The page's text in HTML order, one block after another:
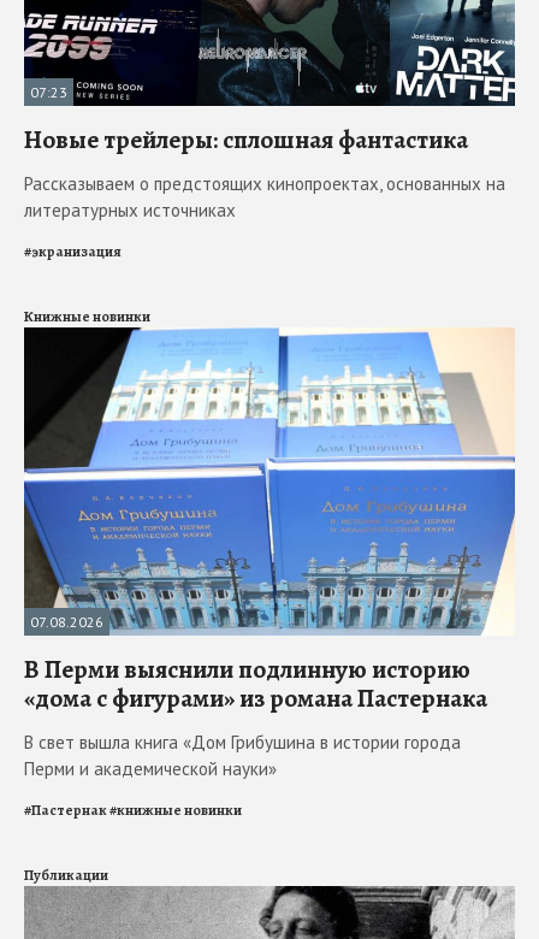
07:23
Новые трейлеры: сплошная фантастика
Рассказываем о предстоящих кинопроектах, основанных на
литературных источниках
#экранизация
Книжные новинки
07.08.2026
В Перми выяснили подлинную историю
«дома с фигурами» из романа Пастернака
В свет вышла книга «Дом Грибушина в истории города
Перми и академической науки»
#Пастернак#книжные новинки
Публикации